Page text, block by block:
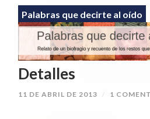
Palabras que decirte al oído
Detalles
11 DE ABRIL DE 2013 / 1